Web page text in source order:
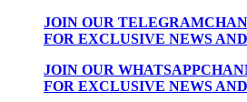
JOIN OUR
FOR EXCLUSIVE NEWS
JOIN OUR
FOR EXCLUSIVE NEWS